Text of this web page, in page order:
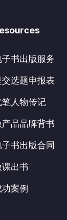
子书出版服务
交选题申报表
笔人物传记
产品品牌背书
书出版合同
课出书
案例